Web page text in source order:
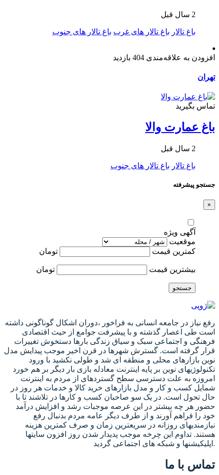
2 سال قبل
باغ تالار باغ تالار های غرب باغ تالار های جنوب
افزودن به علاقه‌مندی 404 بازدید
تهران
تماس بگیرید
باغ عمارت والا
2 سال قبل
باغ تالار باغ تالار های جنوب
جستجو پیشرفته
×
آگهی ویژه
موقعیت
کمترین قیمت
تومان
بیشترین قیمت تومان
جستجو
رفع نیاز در جامعه انسانی به فراخور ،دوران اشکال گوناگونی داشته
است طی اعصار گذشته و با پیشرفت جوامع از حیث اقتصادی
فرهنگی و اجتماعی سبک و سیاق زندگی بارها دستخوش تغییرات
قرار گرفته است. گسترش شهرها در قرن اخیر موجب پیدایش مدل
نوین بازارهای محلی و منطقه ای شد و طولی نکشید با ورود
تکنولوژیهای نوین بر پایه اینترنت معادله بازی بار دیگر بر هم خورد
امروزه به علت دسترسی سطح گستردهای از مردم به اینترنت
شمایل کسب و کار و مدل بازارهای خرید کالا و خدمات هر روز در
حال تحول است. در یک سو صاحبان کسب و کارها در تلاشند تا با
حضور هر چه بیشتر در این عرصه موجبات رشد و افزایش درآمد
خود را فراهم آورند و از طرف دیگر عامه مردم بدنبال رفع
نیازمندیهای روزانه در سریعترین زمان و صرف کمترین هزینه
هستند. تداوم این چرخه موجب پدیدار شدن روز افزون سایتها
اپلیکیشنها و شبکه های اجتماعی گردید.
تماس با ما